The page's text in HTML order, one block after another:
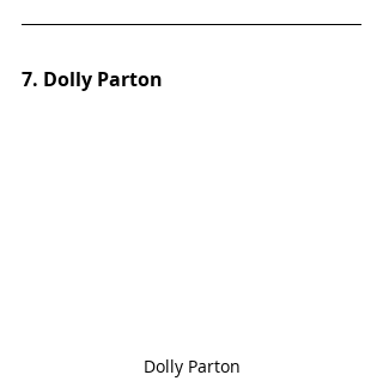
7. Dolly Parton
Dolly Parton